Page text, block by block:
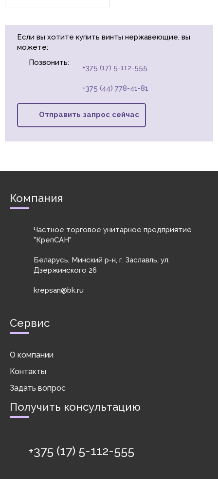
пластмассовых или ...
Если вы хотите купить винты нержавеющие, вы
можете:
Позвонить:
+375 (17) 5-112-555
+375 (44) 778-41-81
Отправить запрос сейчас
Компания
Частное торговое унитарное предприятие
"КрепСАН"
Беларусь, Минский р-н, г. Заславль, ул.
Дзержинского 26
krepsan@bk.ru
Сервис
О компании
Контакты
Задать вопрос
Получить консультацию
+375 (17) 5-112-555